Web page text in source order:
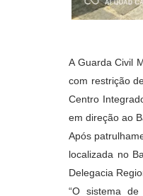
A Guarda Civil
com restrição
Centro
em direção ao
Após
localizada no
Delegacia
“O sistema